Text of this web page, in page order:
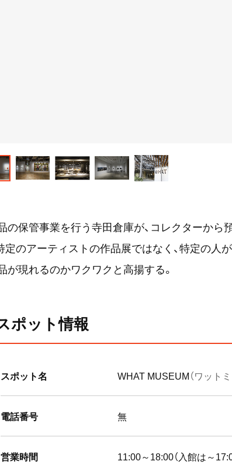
の保管事業を行う寺田倉庫が、コレクターから
定のアーティストの作品展ではなく、特定の人
が現れるのかワクワクと高揚する。
ポット情報
スポット名 WHAT MUSEUM（ワット
電話番号 無
営業時間 11:00～18:00（入館は～